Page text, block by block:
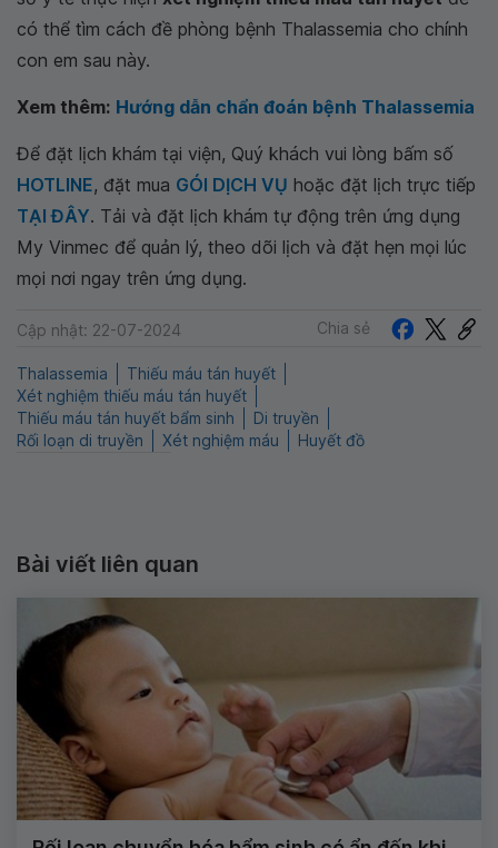
có thể tìm cách đề phòng bệnh Thalassemia cho chính
con em sau này.
Xem thêm: Hướng dẫn chẩn đoán bệnh Thalassemia
Để đặt lịch khám tại viện, Quý khách vui lòng bấm số
HOTLINE, đặt mua GÓI DỊCH VỤ hoặc đặt lịch trực tiếp
TẠI ĐÂY. Tải và đặt lịch khám tự động trên ứng dụng
My Vinmec để quản lý, theo dõi lịch và đặt hẹn mọi lúc
mọi nơi ngay trên ứng dụng.
Cập nhật: 22-07-2024 Chia sẻ
Thalassemia
Thiếu máu tán huyết
Xét nghiệm thiếu máu tán huyết
Thiếu máu tán huyết bẩm sinh
Di truyền
Rối loạn di truyền
Xét nghiệm máu Huyết đồ
Bài viết liên quan